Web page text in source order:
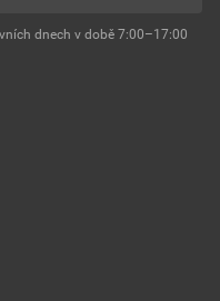
dnech v době 7:00–17:00